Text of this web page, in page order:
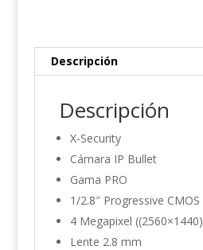
Descripción
Descripción
X-Security
Cámara IP Bullet
Gama PRO
1/2.8″ Progressive CMOS
4 Megapixel ((2560×1440)
Lente 2.8 mm